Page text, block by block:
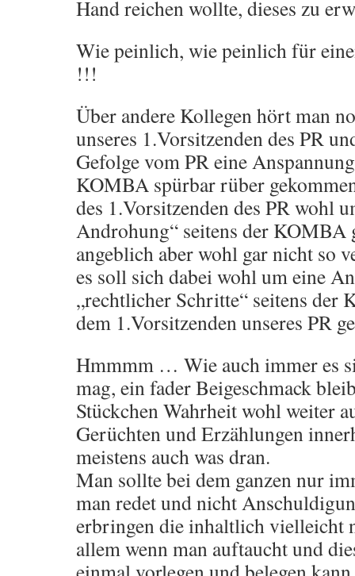
Hand reichen wollte, dieses zu
Wie peinlich, wie peinlich für
!!!
Über andere Kollegen hört man
unseres 1.Vorsitzenden des PR
Gefolge vom PR eine
KOMBA spürbar rüber
des 1.Vorsitzenden des PR wohl
Androhung“ seitens der KOMBA
angeblich aber wohl gar nicht so
es soll sich dabei wohl um eine
„rechtlicher Schritte“ seitens der
dem 1.Vorsitzenden unseres PR
Hmmmm … Wie auch immer es
mag, ein fader Beigeschmack
Stückchen Wahrheit wohl weiter
Gerüchten und Erzählungen
meistens auch was dran.
Man sollte bei dem ganzen nur
man redet und nicht
erbringen die inhaltlich vielleicht
allem wenn man auftaucht und